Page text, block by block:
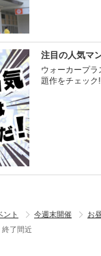
注目の人気マ
ウォーカープ
題作をチェック
ント 今週末開催 お
終了間近